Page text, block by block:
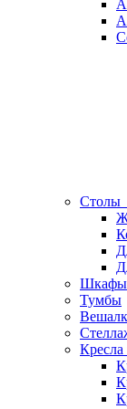
Столы
Шкафы
Тумбы
Кресла